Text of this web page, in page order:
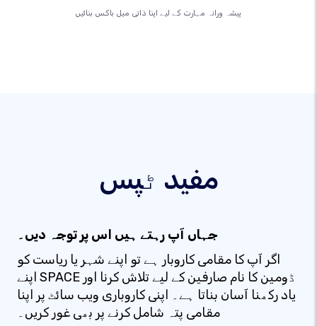
پیشہ ورانہ مہارت کے لیے اپنا ذاتی میل باکس بنائیں
مفید ٹپس
جہاں آپ رہتے ہیں اس پر توجہ دیں۔
اگر آپ کا مقامی کاروبار ہے تو اپنے شہر یا ریاست کو
اپنے SPACE ڈومین کا نام صارفین کے لیے تلاش کرنا اور
یاد رکھنا آسان بناتا ہے۔ اپنی کاروباری ویب سائٹ پر اپنا
مقامی پتہ شامل کرنے پر بھی غور کریں۔